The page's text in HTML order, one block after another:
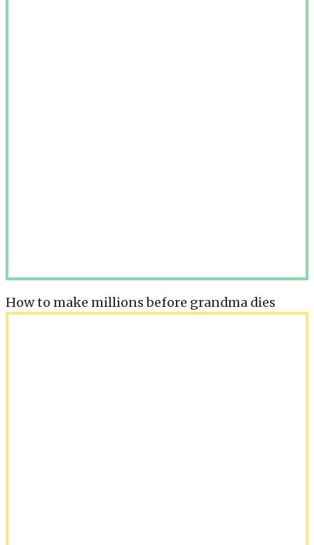
How to make millions before grandma dies